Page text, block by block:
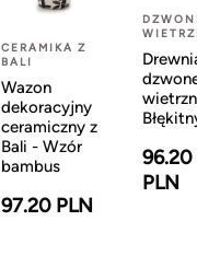
CERAMIKA Z
BALI
Wazon
dekoracyjny
ceramiczny z
Bali - Wzór
bambus
97.20 PLN
96.20
PLN